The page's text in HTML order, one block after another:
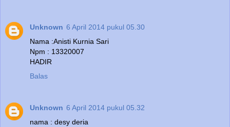
Unknown 6 April 2014 pukul 05.30
Nama :Anisti Kurnia Sari
Npm : 13320007
HADIR
Balas
Unknown 6 April 2014 pukul 05.32
nama : desy deria